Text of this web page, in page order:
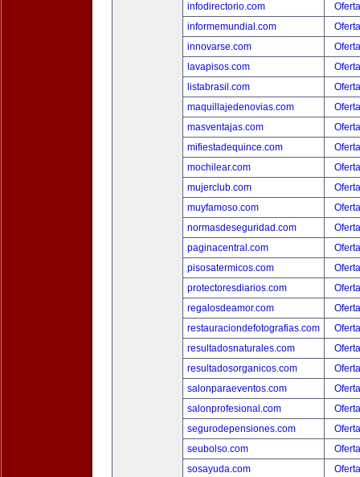
infodirectorio.com
informemundial.com
innovarse.com
lavapisos.com
listabrasil.com
maquillajedenovias.com
masventajas.com
mifiestadequince.com
mochilear.com
mujerclub.com
muyfamoso.com
normasdeseguridad.com
paginacentral.com
pisosatermicos.com
protectoresdiarios.com
regalosdeamor.com
restauraciondefotografias.com
resultadosnaturales.com
resultadosorganicos.com
salonparaeventos.com
salonprofesional.com
segurodepensiones.com
seubolso.com
sosayuda.com